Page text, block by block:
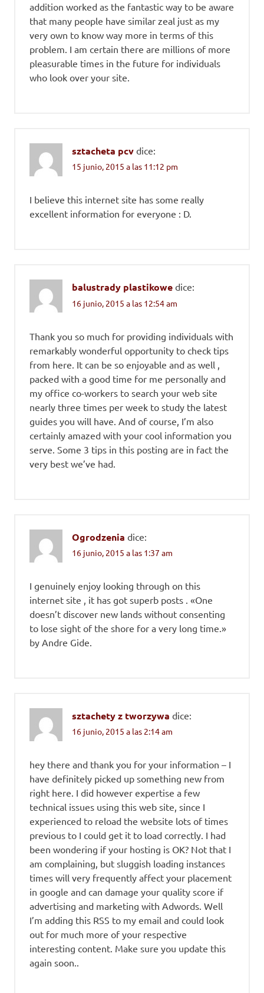
addition worked as the fantastic way to be aware
that many people have similar zeal just as my
very own to know way more in terms of this
problem. I am certain there are millions of more
pleasurable times in the future for individuals
who look over your site.
sztacheta pcv dice:
15 junio, 2015 a las 11:12 pm
I believe this internet site has some really
excellent information for everyone : D.
balustrady plastikowe dice:
16 junio, 2015 a las 12:54 am
Thank you so much for providing individuals with
remarkably wonderful opportunity to check tips
from here. It can be so enjoyable and as well ,
packed with a good time for me personally and
my office co-workers to search your web site
nearly three times per week to study the latest
guides you will have. And of course, I’m also
certainly amazed with your cool information you
serve. Some 3 tips in this posting are in fact the
very best we’ve had.
Ogrodzenia dice:
16 junio, 2015 a las 1:37 am
I genuinely enjoy looking through on this
internet site , it has got superb posts . «One
doesn’t discover new lands without consenting
to lose sight of the shore for a very long time.»
by Andre Gide.
sztachety z tworzywa dice:
16 junio, 2015 a las 2:14 am
hey there and thank you for your information – I
have definitely picked up something new from
right here. I did however expertise a few
technical issues using this web site, since I
experienced to reload the website lots of times
previous to I could get it to load correctly. I had
been wondering if your hosting is OK? Not that I
am complaining, but sluggish loading instances
times will very frequently affect your placement
in google and can damage your quality score if
advertising and marketing with Adwords. Well
I’m adding this RSS to my email and could look
out for much more of your respective
interesting content. Make sure you update this
again soon..